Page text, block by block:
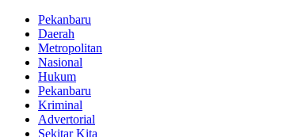
Pekanbaru
Daerah
Metropolitan
Nasional
Hukum
Pekanbaru
Kriminal
Advertorial
Sekitar Kita